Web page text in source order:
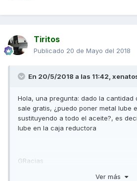
Tiritos
Publicado 20 de Mayo del 2018
En 20/5/2018 a las 11:42,
Hola, una pregunta: dado la cantidad
sale gratis, ¿puedo poner metal lube
sustituyendo a todo el aceite?, es
lube en la caja reductora
GRacias
Ver más